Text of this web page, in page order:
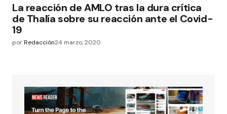
La reacción de AMLO tras la dura crítica
de Thalía sobre su reacción ante el Covid-
19
porRedacción24 marzo, 2020